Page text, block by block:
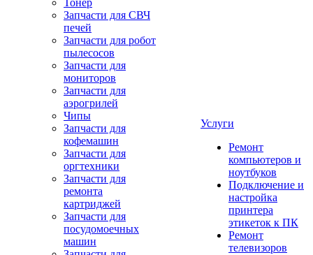
Тонер
Запчасти для СВЧ
печей
Запчасти для робот
пылесосов
Запчасти для
мониторов
Запчасти для
аэрогрилей
Чипы
Запчасти для
кофемашин
Запчасти для
оргтехники
Запчасти для
ремонта
картриджей
Запчасти для
посудомоечных
машин
Услуги
Ремонт
компьютеров и
ноутбуков
Подключение и
настройка
принтера
этикеток к ПК
Ремонт
телевизоров